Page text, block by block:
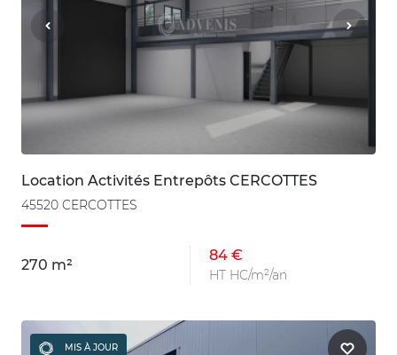
Location Activités Entrepôts CERCOTTES
45520 CERCOTTES
270 m²
84 €
HT HC/m²/an
MIS À JOUR